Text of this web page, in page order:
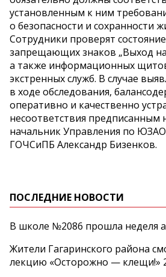
установленным к ним
о безопасности и сохранности
Сотрудники проверят
запрещающих знаков „Выход
а также информационных
экстренных служб. В случае
в ходе обследования,
оперативно и качественно
несоответствия предписанным
начальник Управления по
ГОЧСиПБ Александр Бизенков.
ПОСЛЕДНИЕ НОВОСТИ
В школе №2086 прошла неделя
Жители Гагаринского района
лекцию «Осторожно — клещи!»